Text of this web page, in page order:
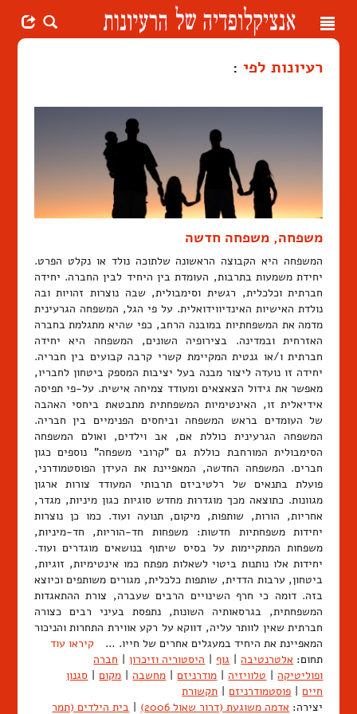
Toggle
רעיונות לפי :
משפחה, משפחה חדשה
המשפחה היא הקבוצה הראשונה שלתוכה נולד או נקלט הפרט.
יחידת משמעות בתרבות, העומדת בין היחיד לבין החברה. יחידה
חברתית וכלכלית, רגשית וסימבולית, שבה נוצרות זהויות ובה
נולדת האישיות האינדיווידואלית. על פי הגל, המשפחה הגרעינית
מדמה את המשפחתיות במובנה הרחב, כפי שהיא מתגלמת בחברה
האזרחית ובמדינה. בצירופיה השונים, המשפחה היא יחידה
חברתית ו/או גנטית המקיימת קשרי קרבה קבועים בין חבריה.
יחידה זו נועדה ליצור מבנה בעל יציבות המספק ביטחון לחבריו,
מאפשר את גידול הצאצאים ומעודד צמיחה אישית. על-פי תפיסה
אידיאלית זו, האינטימיות המשפחתית מתבטאת ביחסי האהבה
של העומדים בראש המשפחה וביחסים הפנימיים בין חבריה.
המשפחה הגרעינית כוללת אם, אב וילדים, ואולם המשפחה
הסימבולית המורחבת כוללת גם "קרובי משפחה" נוספים כגון
חברים. המשפחה החדשה, המאפיינת את העידן הפוסטמודרני,
פועלת בתנאים של רלטיביזם תרבותי המעודד צורות ארגון
מגוונות. כתוצאה מכך מוגדרות מחדש סוגיות כגון מיניות, מגדר,
אחריות, הורות, שותפות, מיקום, תנועה ועוד. כמו כן נוצרות
יחידות משפחתיות חדשות: משפחות חד-הוריות, חד-מיניות,
משפחות המתקיימות על בסיס שיתוף בנושאים מוגדרים ועוד.
יחידות אלו נותנות ביטוי לשאלות מפתח כמו אינטימיות, זוגיות,
ביטחון, ערבות הדדית, שותפות כלכלית, מגורים משותפים וכיוצא
בזה. דומה כי חרף השינויים הרבים שעברה, צורת ההתאגדות
המשפחתית, בגרסאותיה השונות, נתפסת בעיני רבים כצורה
חברתית שאין לוותר עליה, דווקא על רקע אווירת התחרות והניכור
המאפיינת את היחיד במעגלים אחרים של חייו. … קיראו עוד
תחום: אלטרנטיבה | גוף | היסטוריה וזיכרון | חברה
ופוליטיקה | טלוויזיה | מודרניזם | מחשבה | מקום | סגנון
חיים | פוסטמודרניזם | תקשורת
יצירה: אדמה משוגעת (דרור שאול 2006) | בית הילדים (תמר